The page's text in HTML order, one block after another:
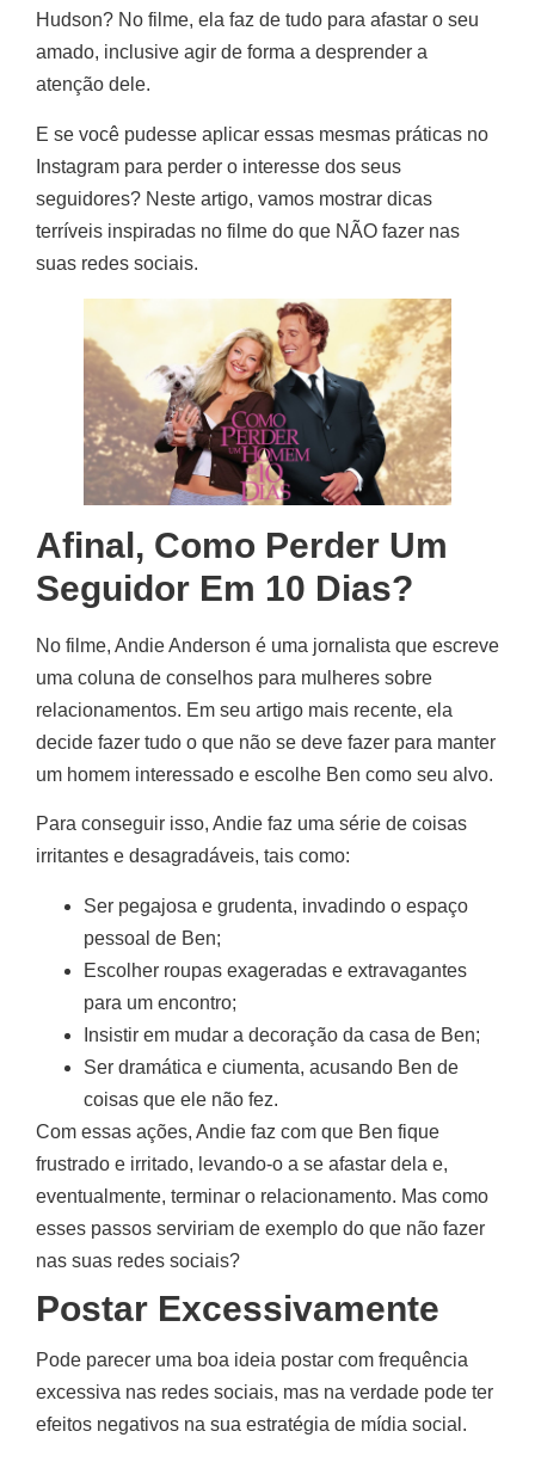
Hudson? No filme, ela faz de tudo para afastar o seu
amado, inclusive agir de forma a desprender a
atenção dele.
E se você pudesse aplicar essas mesmas práticas no
Instagram para perder o interesse dos seus
seguidores? Neste artigo, vamos mostrar dicas
terríveis inspiradas no filme do que NÃO fazer nas
suas redes sociais.
Afinal, Como Perder Um
Seguidor Em 10 Dias?
No filme, Andie Anderson é uma jornalista que escreve
uma coluna de conselhos para mulheres sobre
relacionamentos. Em seu artigo mais recente, ela
decide fazer tudo o que não se deve fazer para manter
um homem interessado e escolhe Ben como seu alvo.
Para conseguir isso, Andie faz uma série de coisas
irritantes e desagradáveis, tais como:
Ser pegajosa e grudenta, invadindo o espaço
pessoal de Ben;
Escolher roupas exageradas e extravagantes
para um encontro;
Insistir em mudar a decoração da casa de Ben;
Ser dramática e ciumenta, acusando Ben de
coisas que ele não fez.
Com essas ações, Andie faz com que Ben fique
frustrado e irritado, levando-o a se afastar dela e,
eventualmente, terminar o relacionamento. Mas como
esses passos serviriam de exemplo do que não fazer
nas suas redes sociais?
Postar Excessivamente
Pode parecer uma boa ideia postar com frequência
excessiva nas redes sociais, mas na verdade pode ter
efeitos negativos na sua estratégia de mídia social.